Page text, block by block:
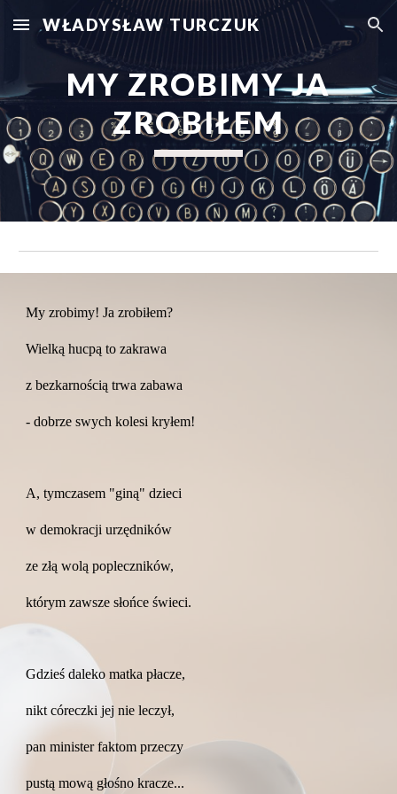
Skip to main content Skip to navigation
WŁADYSŁAW TURCZUK
MY ZROBIMY JA
ZROBIŁEM
My zrobimy! Ja zrobiłem?
Wielką hucpą to zakrawa
z bezkarnością trwa zabawa
- dobrze swych kolesi kryłem!
A, tymczasem "giną" dzieci
w demokracji urzędników
ze złą wolą popleczników,
którym zawsze słońce świeci.
Gdzieś daleko matka płacze,
nikt córeczki jej nie leczył,
pan minister faktom przeczy
pustą mową głośno kracze...